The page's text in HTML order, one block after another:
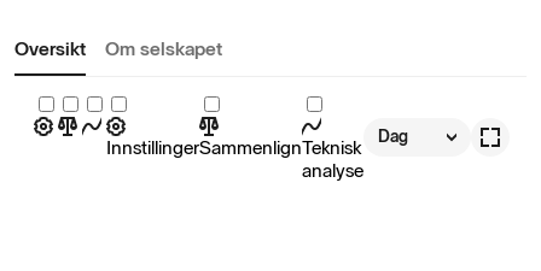
Oversikt Om selskapet
InnstillingerSammenlignTeknisk
analyse
Dag